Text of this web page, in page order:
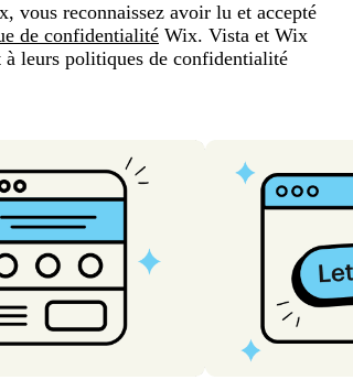
vous reconnaissez avoir lu et accepté
de confidentialité Wix. Vista et Wix
leurs politiques de confidentialité